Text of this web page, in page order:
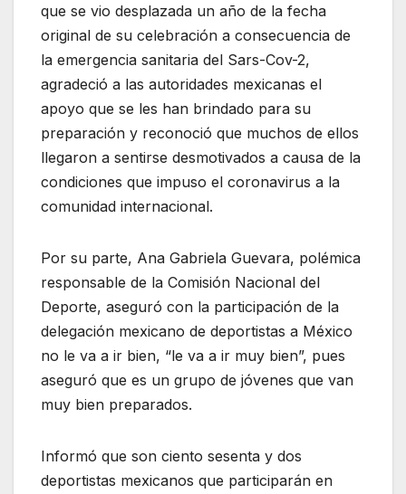
que se vio desplazada un año de la fecha
original de su celebración a consecuencia de
la emergencia sanitaria del Sars-Cov-2,
agradeció a las autoridades mexicanas el
apoyo que se les han brindado para su
preparación y reconoció que muchos de ellos
llegaron a sentirse desmotivados a causa de la
condiciones que impuso el coronavirus a la
comunidad internacional.
Por su parte, Ana Gabriela Guevara, polémica
responsable de la Comisión Nacional del
Deporte, aseguró con la participación de la
delegación mexicano de deportistas a México
no le va a ir bien, “le va a ir muy bien”, pues
aseguró que es un grupo de jóvenes que van
muy bien preparados.
Informó que son ciento sesenta y dos
deportistas mexicanos que participarán en